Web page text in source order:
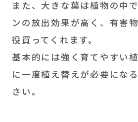
また、大きな葉は植物の中
ンの放出効果が高く、有害
役買ってくれます。
基本的には強く育てやすい
に一度植え替えが必要にな
さい。